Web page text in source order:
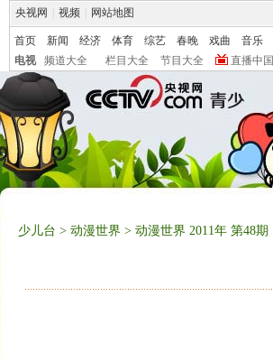
央视网 视频 网站地图
首页 新闻 经济 体育 综艺 春晚 戏曲 音乐
电视
频道大全 栏目大全 节目大全 直播中国
少儿台 > 动漫世界 > 动漫世界 2011年 第48期